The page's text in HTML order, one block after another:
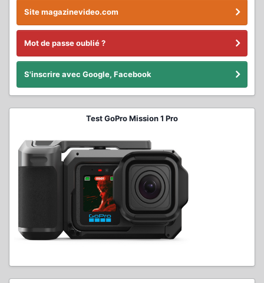
Site magazinevideo.com
Mot de passe oublié ?
S'inscrire avec Google, Facebook
Test GoPro Mission 1 Pro